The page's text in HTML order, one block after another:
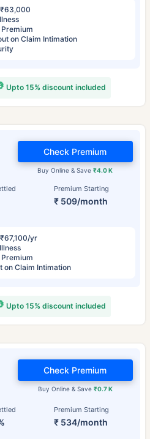
on Claim Intimation
Upto 15% discount included
Premium Starting
₹ 509/month
Buy Online & Save₹4.0 K
Check Premium
yr
on Claim Intimation
Upto 15% discount included
Premium Starting
₹ 534/month
Buy Online & Save ₹0.7 K
Check Premium